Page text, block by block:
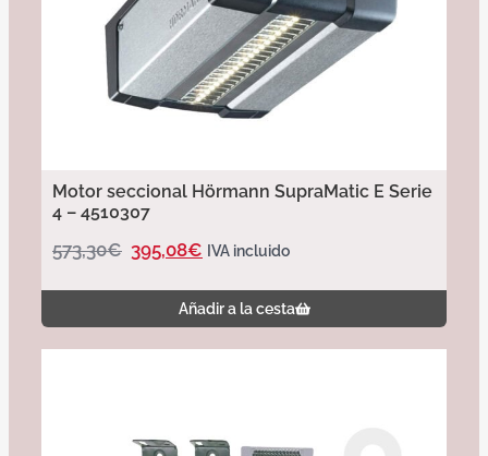
Motor seccional Hörmann SupraMatic E Serie
4 – 4510307
573,30€ 395,08€ IVA incluido
Añadir a la cesta